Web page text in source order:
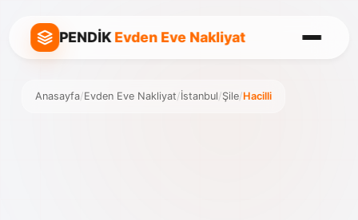
PENDİKEvden Eve Nakliyat
Anasayfa/Evden Eve Nakliyat/İstanbul/Şile/Hacilli